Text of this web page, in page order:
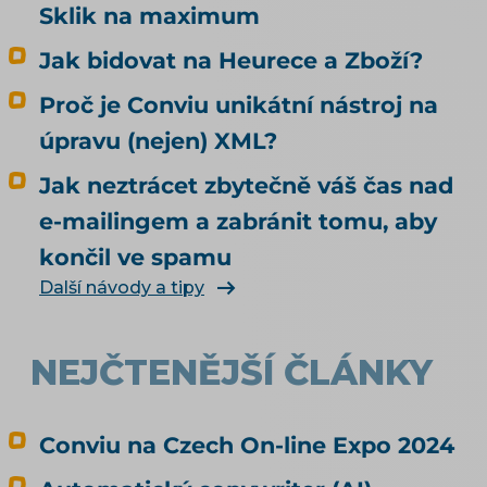
umělá inteligence doporučí. To, jestli u vás
článek je proto o nakupování, ne o
doporučování. Odpovídá na tři otázky: Může u
mě agent nakoupit už dnes, i když jsem to
nikde nepovolil? Co bych musel udělat, aby u
mě mohl nakupovat oficiálně, a vyplatí se to?
Kdo zaplatí škodu, když agent koupí něco
jiného, než měl? Jak vás má umělá inteligence
vůbec najít a doporučit, řeší téma SEO a UX pro
e-shop. Čím konkrétně naplnit produktová
Sklik na maximum
Jak bidovat na Heurece a Zboží?
Proč je Conviu unikátní nástroj na
úpravu (nejen) XML?
Jak neztrácet zbytečně váš čas nad
e-mailingem a zabránit tomu, aby
končil ve spamu
Další návody a tipy
NEJČTENĚJŠÍ ČLÁNKY
Conviu na Czech On-line Expo 2024